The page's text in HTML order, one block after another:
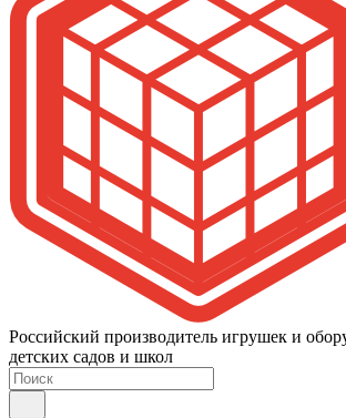
Российский производитель игрушек и
детских садов и школ